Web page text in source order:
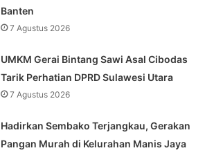
Banten
7 Agustus 2026
UMKM Gerai Bintang Sawi Asal Cibodas
Tarik Perhatian DPRD Sulawesi Utara
7 Agustus 2026
Hadirkan Sembako Terjangkau, Gerakan
Pangan Murah di Kelurahan Manis Jaya